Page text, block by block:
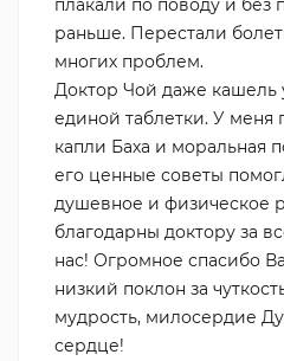
плакали по поводу и без
раньше. Перестали
многих проблем.
Доктор Чой даже кашель
единой таблетки. У меня
капли Баха и моральная
его ценные советы
душевное и физическое
благодарны доктору за
нас! Огромное спасибо
низкий поклон за
мудрость, милосердие
сердце!